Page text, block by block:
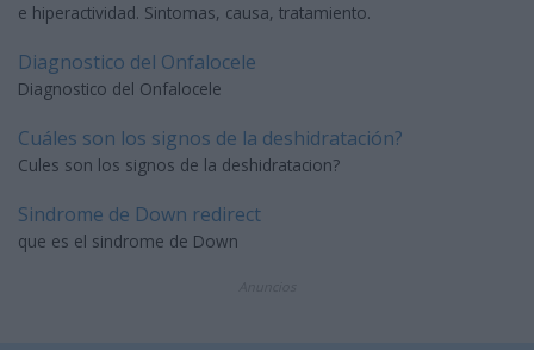
e hiperactividad. Sintomas, causa, tratamiento.
Diagnostico del Onfalocele
Diagnostico del Onfalocele
Cuáles son los signos de la deshidratación?
Cules son los signos de la deshidratacion?
Sindrome de Down redirect
que es el sindrome de Down